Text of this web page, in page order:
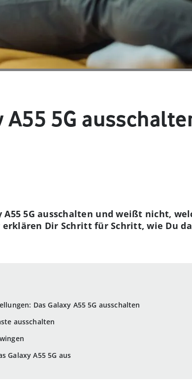
A55 5G
Das Galaxy A55 5G ausschalten
ausschalten
Galaxy A55 5G aus
A55 5G ausschalten und weißt nicht,
Dir Schritt für Schritt, wie Du